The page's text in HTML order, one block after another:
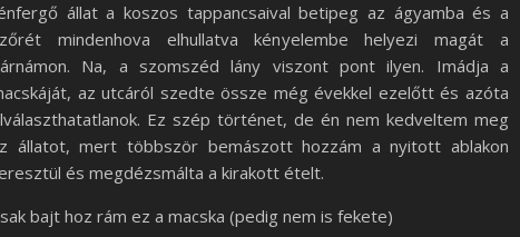
állat a koszos tappancsaival betipeg az ágyamba és a
mindenhova elhullatva kényelembe helyezi magát a
Na, a szomszéd lány viszont pont ilyen. Imádja a
az utcáról szedte össze még évekkel ezelőtt és azóta
Ez szép történet, de én nem kedveltem meg
állatot, mert többször bemászott hozzám a nyitott ablakon
és megdézsmálta a kirakott ételt.
bajt hoz rám ez a macska (pedig nem is fekete)